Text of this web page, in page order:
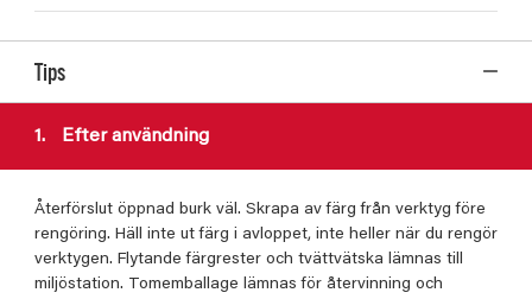
Tips
1. Efter användning
Återförslut öppnad burk väl. Skrapa av färg från verktyg före
rengöring. Häll inte ut färg i avloppet, inte heller när du rengör
verktygen. Flytande färgrester och tvättvätska lämnas till
miljöstation. Tomemballage lämnas för återvinning och